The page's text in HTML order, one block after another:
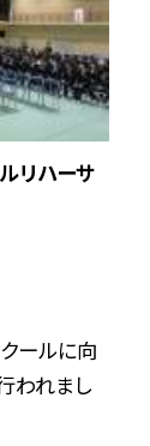
リハーサ
ールに向
われまし